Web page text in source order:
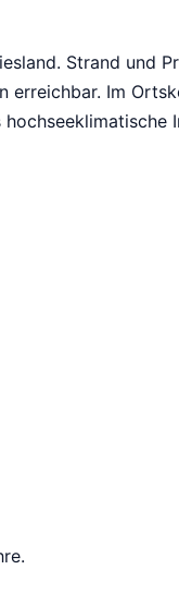
Strand und
erreichbar. Im